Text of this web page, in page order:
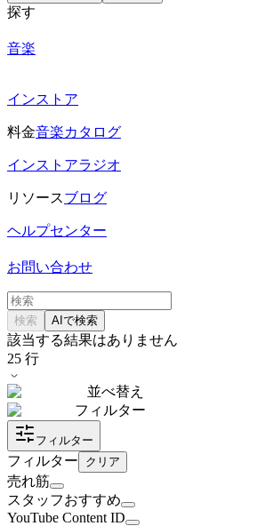
探す
音楽
インストア
料金音楽カタログ
インストアラジオ
リソースブログ
ヘルプセンター
お問い合わせ
検索 AIで検索
該当する結果はありません
25 行
並べ替え
フィルター
フィルター
フィルター クリア
売れ筋
スタッフおすすめ
YouTube Content ID